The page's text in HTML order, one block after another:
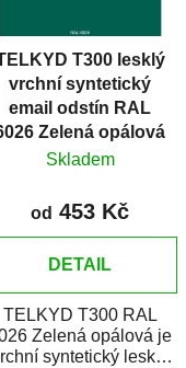
T300 lesklý
vrchní syntetický
email odstín RAL
Zelená opálová
Skladem
od 453 Kč
DETAIL
TELKYD T300 RAL
Zelená opálová je
syntetický lesklý